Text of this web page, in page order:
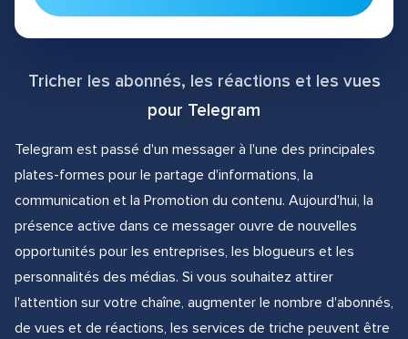
Tricher les abonnés, les réactions et les vues
pour Telegram
Telegram est passé d'un messager à l'une des principales
plates-formes pour le partage d'informations, la
communication et la Promotion du contenu. Aujourd'hui, la
présence active dans ce messager ouvre de nouvelles
opportunités pour les entreprises, les blogueurs et les
personnalités des médias. Si vous souhaitez attirer
l'attention sur votre chaîne, augmenter le nombre d'abonnés,
de vues et de réactions, les services de triche peuvent être